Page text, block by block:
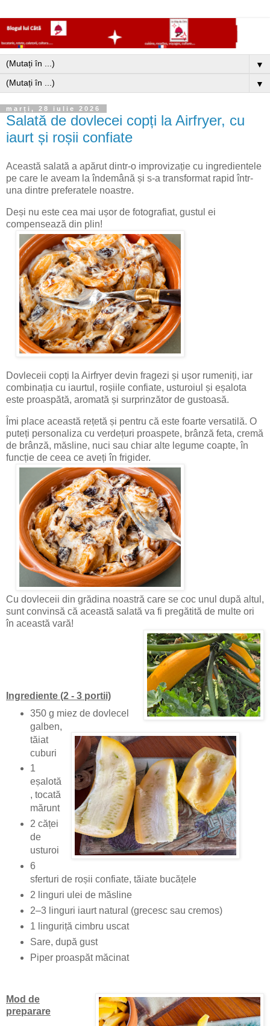
▼
▼
marți, 28 iulie 2026
Salată de dovlecei copți la Airfryer, cu
iaurt și roșii confiate
Această salată a apărut dintr-o improvizație cu ingredientele
pe care le aveam la îndemână și s-a transformat rapid într-
una dintre preferatele noastre.
Deși nu este cea mai ușor de fotografiat, gustul ei
compensează din plin!
Dovleceii copți la Airfryer devin fragezi și ușor rumeniți, iar
combinația cu iaurtul, roșiile confiate, usturoiul și eșalota
este proaspătă, aromată și surprinzător de gustoasă.
Îmi place această rețetă și pentru că este foarte versatilă. O
puteți personaliza cu verdețuri proaspete, brânză feta, cremă
de brânză, măsline, nuci sau chiar alte legume coapte, în
funcție de ceea ce aveți în frigider.
Cu dovleceii din grădina noastră care se coc unul după altul,
sunt convinsă că această salată va fi pregătită de multe ori
în această vară!
Ingrediente (2 - 3 portii)
350 g miez de dovlecel
galben,
tăiat
cuburi
1
eșalotă
, tocată
mărunt
2 căței
de
usturoi
6
sferturi de roșii confiate, tăiate bucățele
2 linguri ulei de măsline
2–3 linguri iaurt natural (grecesc sau cremos)
1 linguriță cimbru uscat
Sare, după gust
Piper proaspăt măcinat
Mod de
preparare